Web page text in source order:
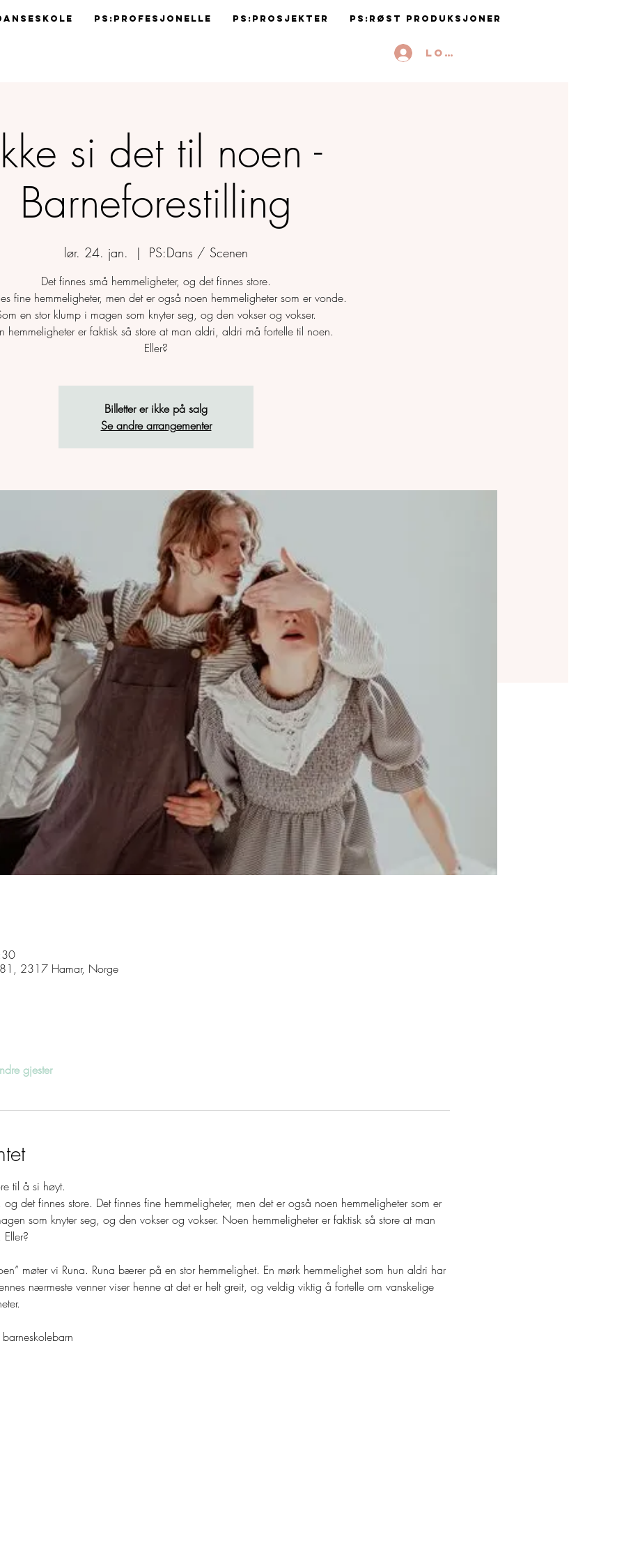
Ps:Profesjonelle Ps:Prosjekter PS:RØST Produksjoner
Logg inn
si det til noen -
Barneforestilling
lør. 24. jan.
  |
PS:Dans / Scenen
Det finnes små hemmeligheter, og det finnes store.
fine hemmeligheter, men det er også noen hemmeligheter som er vonde.
en stor klump i magen som knyter seg, og den vokser og vokser.
hemmeligheter er faktisk så store at man aldri, aldri må fortelle til noen.
Eller?
Billetter er ikke på salg
Se andre arrangementer
2317 Hamar, Norge
gjester
til å si høyt.
og det finnes store. Det finnes fine hemmeligheter, men det er også noen hemmeligheter som er
som knyter seg, og den vokser og vokser. Noen hemmeligheter er faktisk så store at man
møter vi Runa. Runa bærer på en stor hemmelighet. En mørk hemmelighet som hun aldri har
nærmeste venner viser henne at det er helt greit, og veldig viktig å fortelle om vanskelige